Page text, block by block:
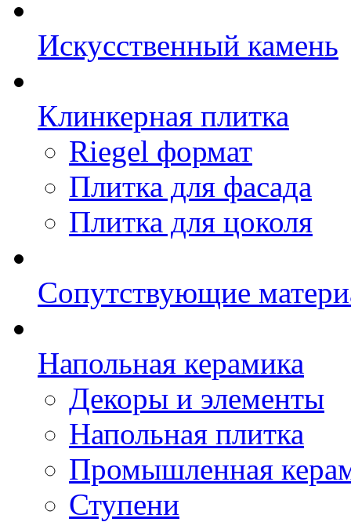
Искусственный камень
Клинкерная плитка
Riegel формат
Плитка для фасада
Плитка для цоколя
Сопутствующие
Напольная керамика
Декоры и элементы
Напольная плитка
Промышленная
Ступени